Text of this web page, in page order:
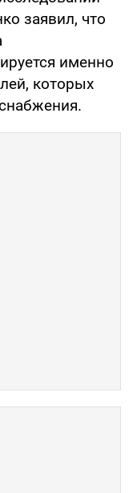
заявил, что
именно
которых